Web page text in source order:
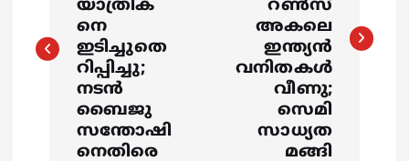
t
യാത്രിക
നെ
ഇടിച്ചുതെ
റിപ്പിച്ചു;
നടൻ
ബൈജു
സന്തോഷി
നെതിരെ
റണ്‍സ്
അകലെ
ഇന്ത്യന്‍
വനിതകള്‍
വീണു;
സെമി
സാധ്യത
മങ്ങി